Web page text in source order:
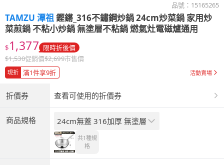
品號： 15165265
TAMZU 潭祖鏗鏘_316不鏽鋼炒鍋 24cm炒菜鍋 家用炒
菜煎鍋 不粘小炒鍋 無塗層不粘鍋 燃氣灶電磁爐通用
$1,377 限時折後價
$1,530促銷價$2,699市售價
現折 滿1件享9折 活動賣場
折價券 查看可使用的折價券
商品規格 24cm無蓋 316加厚 無塗層
共1種規
格